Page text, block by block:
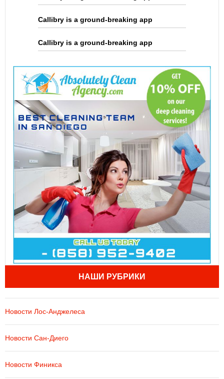
Callibry is a ground-breaking app
Callibry is a ground-breaking app
НАШИ РУБРИКИ
Новости Лос-Анджелеса
Новости Сан-Диего
Новости Финикса